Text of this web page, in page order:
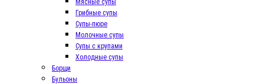
Мясные супы
Грибные супы
Супы-пюре
Молочные супы
Супы с крупами
Холодные супы
Борщи
Бульоны